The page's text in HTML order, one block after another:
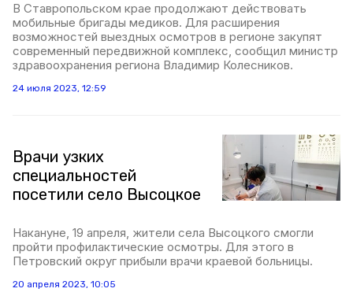
В Ставропольском крае продолжают действовать
мобильные бригады медиков. Для расширения
возможностей выездных осмотров в регионе закупят
современный передвижной комплекс, сообщил министр
здравоохранения региона Владимир Колесников.
24 июля 2023, 12:59
Врачи узких
специальностей
посетили село Высоцкое
Накануне, 19 апреля, жители села Высоцкого смогли
пройти профилактические осмотры. Для этого в
Петровский округ прибыли врачи краевой больницы.
20 апреля 2023, 10:05